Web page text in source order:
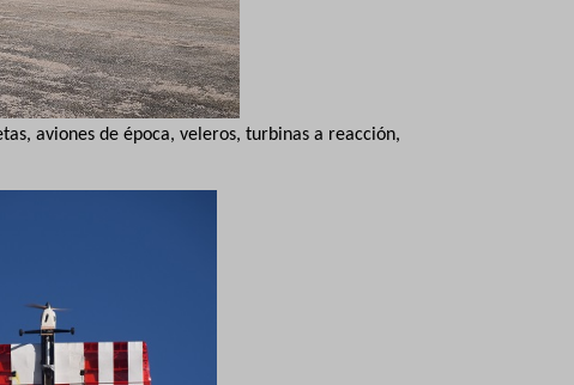
aviones de época, veleros, turbinas a reacción,